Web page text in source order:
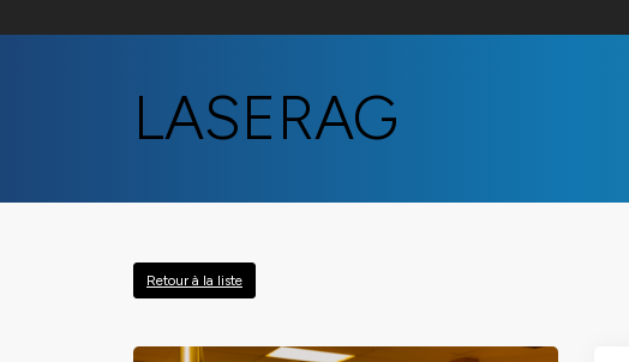
LASERAG
Retour à la liste